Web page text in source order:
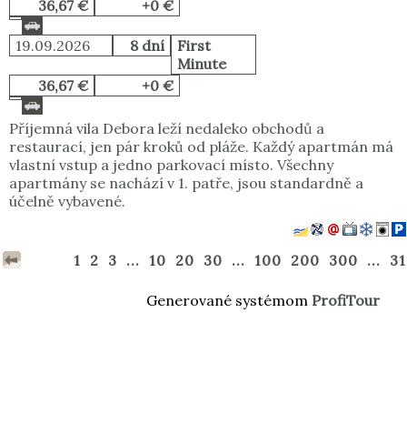
36,67 €
+0 €
19.09.2026 8 dní
First
Minute
36,67 €
+0 €
Příjemná vila Debora leží nedaleko obchodů a
restaurací, jen pár kroků od pláže. Každý apartmán má
vlastní vstup a jedno parkovací místo. Všechny
apartmány se nachází v 1. patře, jsou standardně a
účelně vybavené.
1 2 3 ... 10 20 30 ... 100 200 300 ...
Generované systémom ProfiTour